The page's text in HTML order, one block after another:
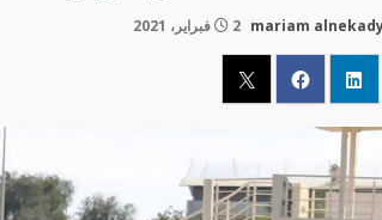
mariam 2 فبراير، 2021